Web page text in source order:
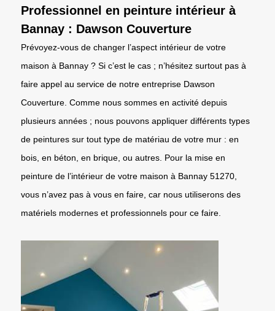
Professionnel en peinture intérieur à
Bannay : Dawson Couverture
Prévoyez-vous de changer l’aspect intérieur de votre
maison à Bannay ? Si c’est le cas ; n’hésitez surtout pas à
faire appel au service de notre entreprise Dawson
Couverture. Comme nous sommes en activité depuis
plusieurs années ; nous pouvons appliquer différents types
de peintures sur tout type de matériau de votre mur : en
bois, en béton, en brique, ou autres. Pour la mise en
peinture de l’intérieur de votre maison à Bannay 51270,
vous n’avez pas à vous en faire, car nous utiliserons des
matériels modernes et professionnels pour ce faire.